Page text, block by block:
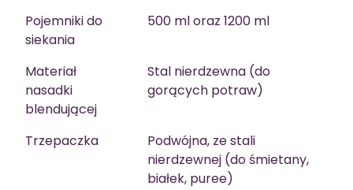
Pojemniki do
siekania
500 ml oraz 1200 ml
Materiał
nasadki
blendującej
Stal nierdzewna (do
gorących potraw)
Trzepaczka
Podwójna, ze stali
nierdzewnej (do śmietany,
białek, puree)